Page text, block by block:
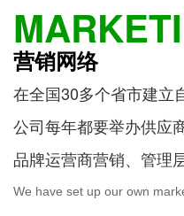
营销网络
在全国30多个省市建立
公司每年都要举办供应
品牌运营商营销、管理
We have set up our own